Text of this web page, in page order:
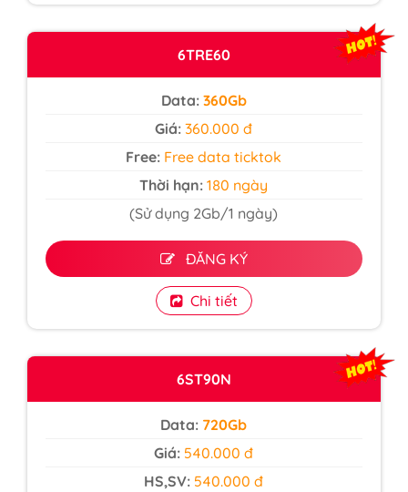
6TRE60
Data:360Gb
Giá:360.000 đ
Free: Free data ticktok
Thời hạn: 180 ngày
(Sử dụng 2Gb/1 ngày)
ĐĂNG KÝ
Chi tiết
6ST90N
Data: 720Gb
Giá: 540.000 đ
HS,SV: 540.000 đ